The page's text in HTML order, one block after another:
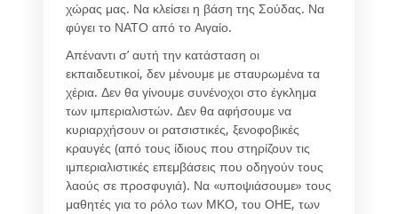
χώρας μας. Να κλείσει η βάση της Σούδας. Να
φύγει το ΝΑΤΟ από το Αιγαίο.
Απέναντι σ’ αυτή την κατάσταση οι
εκπαιδευτικοί, δεν μένουμε με σταυρωμένα τα
χέρια. Δεν θα γίνουμε συνένοχοι στο έγκλημα
των ιμπεριαλιστών. Δεν θα αφήσουμε να
κυριαρχήσουν οι ρατσιστικές, ξενοφοβικές
κραυγές (από τους ίδιους που στηρίζουν τις
ιμπεριαλιστικές επεμβάσεις που οδηγούν τους
λαούς σε προσφυγιά). Να «υποψιάσουμε» τους
μαθητές για το ρόλο των ΜΚΟ, του ΟΗΕ, των